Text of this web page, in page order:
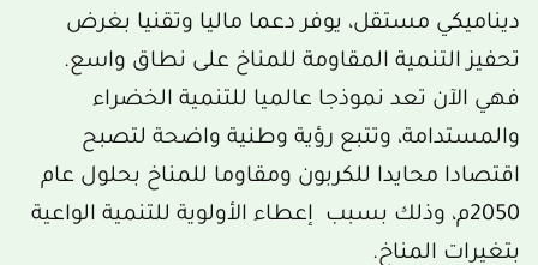
ديناميكي مستقل، يوفر دعما ماليا وتقنيا بغرض
تحفيز التنمية المقاومة للمناخ على نطاق واسع.
فهي الآن تعد نموذجا عالميا للتنمية الخضراء
والمستدامة، وتتبع رؤية وطنية واضحة لتصبح
اقتصادا محايدا للكربون ومقاوما للمناخ بحلول عام
2050م، وذلك بسبب إعطاء الأولوية للتنمية الواعية
بتغيرات المناخ.